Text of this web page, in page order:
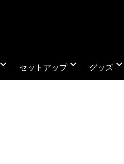
expand_more セットアップexpand_more グッズ expand_more